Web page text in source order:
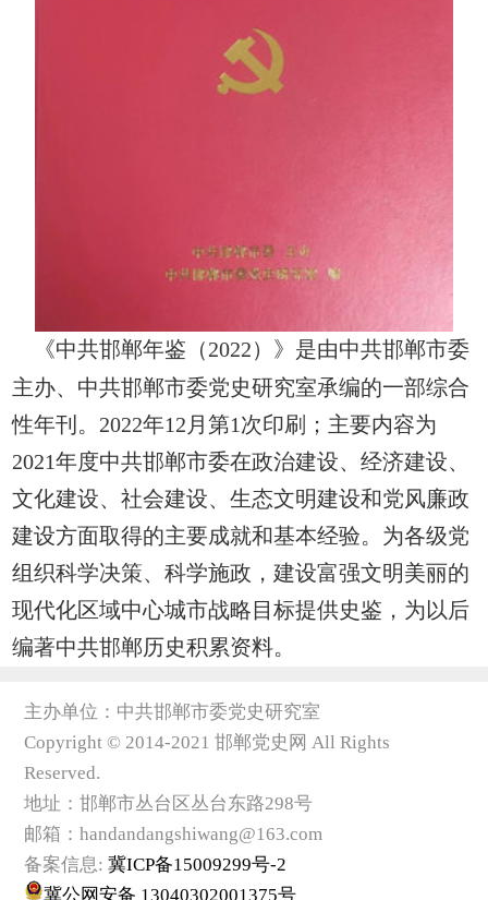
《中共邯郸年鉴（2022）》是由中共邯郸市委
主办、中共邯郸市委党史研究室承编的一部综合
性年刊。2022年12月第1次印刷；主要内容为
2021年度中共邯郸市委在政治建设、经济建设、
文化建设、社会建设、生态文明建设和党风廉政
建设方面取得的主要成就和基本经验。为各级党
组织科学决策、科学施政，建设富强文明美丽的
现代化区域中心城市战略目标提供史鉴，为以后
编著中共邯郸历史积累资料。
主办单位：中共邯郸市委党史研究室
Copyright © 2014-2021 邯郸党史网 All Rights
Reserved.
地址：邯郸市丛台区丛台东路298号
邮箱：handandangshiwang@163.com
备案信息: 冀ICP备15009299号-2
冀公网安备 13040302001375号